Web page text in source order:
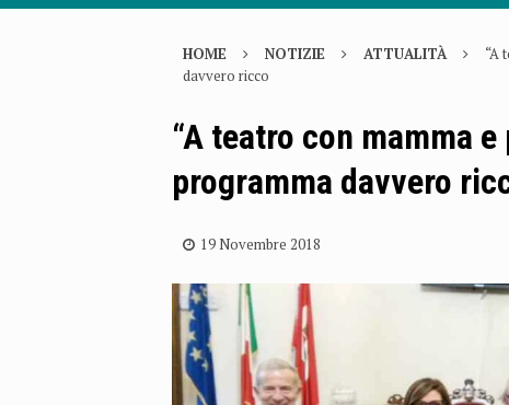
HOME NOTIZIE ATTUALITÀ
“A
davvero ricco
“A teatro con mamma e
programma davvero
19 Novembre 2018